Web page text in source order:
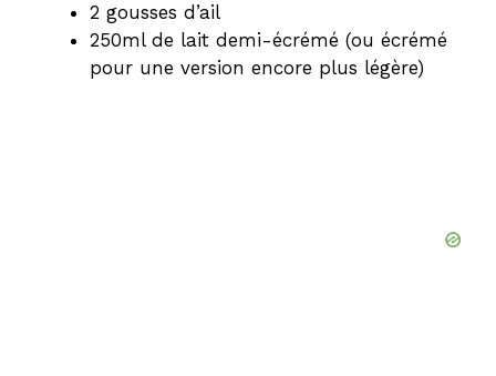
2 gousses d’ail
250ml de lait demi-écrémé (ou écrémé
pour une version encore plus légère)